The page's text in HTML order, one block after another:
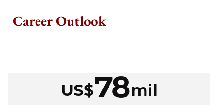
Career Outlook
US$78mil